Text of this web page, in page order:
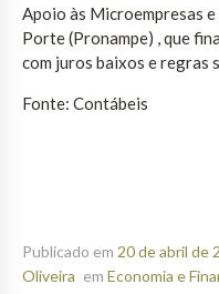
Apoio às Microempresas e
Porte (Pronampe) , que
com juros baixos e regras
Fonte: Contábeis
Publicado em 20 de abril de
Oliveira em Economia e